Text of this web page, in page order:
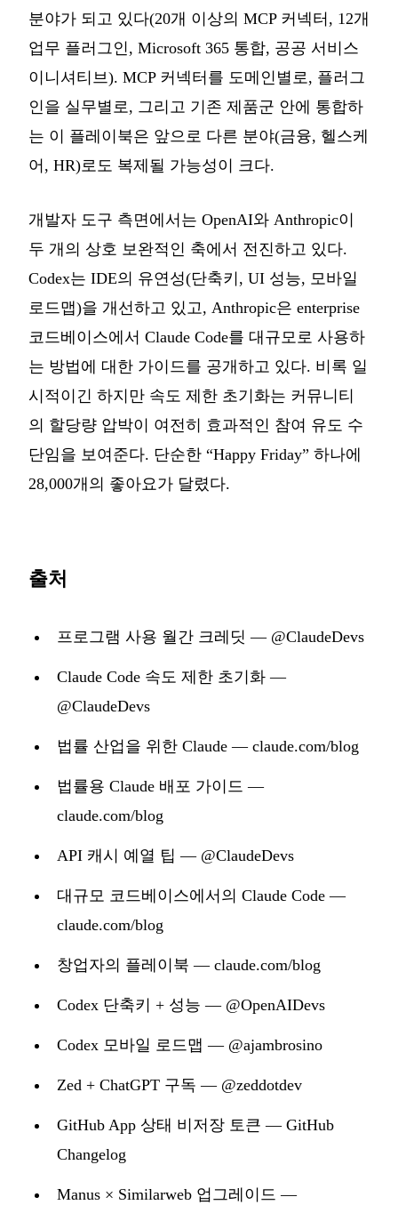
분야가 되고 있다(20개 이상의 MCP 커넥터, 12개
업무 플러그인, Microsoft 365 통합, 공공 서비스
이니셔티브). MCP 커넥터를 도메인별로, 플러그
인을 실무별로, 그리고 기존 제품군 안에 통합하
는 이 플레이북은 앞으로 다른 분야(금융, 헬스케
어, HR)로도 복제될 가능성이 크다.
개발자 도구 측면에서는 OpenAI와 Anthropic이
두 개의 상호 보완적인 축에서 전진하고 있다.
Codex는 IDE의 유연성(단축키, UI 성능, 모바일
로드맵)을 개선하고 있고, Anthropic은 enterprise
코드베이스에서 Claude Code를 대규모로 사용하
는 방법에 대한 가이드를 공개하고 있다. 비록 일
시적이긴 하지만 속도 제한 초기화는 커뮤니티
의 할당량 압박이 여전히 효과적인 참여 유도 수
단임을 보여준다. 단순한 “Happy Friday” 하나에
28,000개의 좋아요가 달렸다.
출처
프로그램 사용 월간 크레딧 — @ClaudeDevs
Claude Code 속도 제한 초기화 —
@ClaudeDevs
법률 산업을 위한 Claude — claude.com/blog
법률용 Claude 배포 가이드 —
claude.com/blog
API 캐시 예열 팁 — @ClaudeDevs
대규모 코드베이스에서의 Claude Code —
claude.com/blog
창업자의 플레이북 — claude.com/blog
Codex 단축키 + 성능 — @OpenAIDevs
Codex 모바일 로드맵 — @ajambrosino
Zed + ChatGPT 구독 — @zeddotdev
GitHub App 상태 비저장 토큰 — GitHub
Changelog
Manus × Similarweb 업그레이드 —